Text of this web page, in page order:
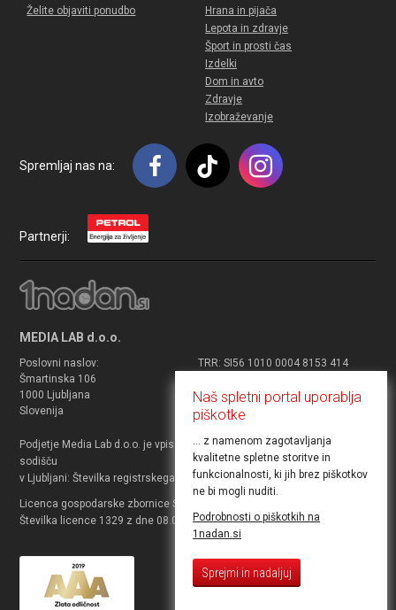
Želite objaviti ponudbo
Hrana in pijača
Lepota in zdravje
Šport in prosti čas
Izdelki
Dom in avto
Zdravje
Izobraževanje
Spremljaj nas na:
Partnerji:
MEDIA LAB d.o.o.
Poslovni naslov:
Šmartinska 106
1000 Ljubljana
Slovenija
TRR: SI56 1010 0004 8153 414
Davčni zavezanec: da
ID za DDV: SI27330486
Podjetje Media Lab d.o.o. je vpisano v sodni register pri Okrožnem
sodišču
v Ljubljani: Številka registrskega vpisa 2010/18231.
Licenca gospodarske zbornice Slovenije za prodajo potovanj.
Številka licence 1329 z dne 08.03.2012 za agenta.
Naš spletni portal uporablja
piškotke
... z namenom zagotavljanja
kvalitetne spletne storitve in
funkcionalnosti, ki jih brez piškotkov
ne bi mogli nuditi.
Podrobnosti o piškotkih na
1nadan.si
Sprejmi in nadaljuj